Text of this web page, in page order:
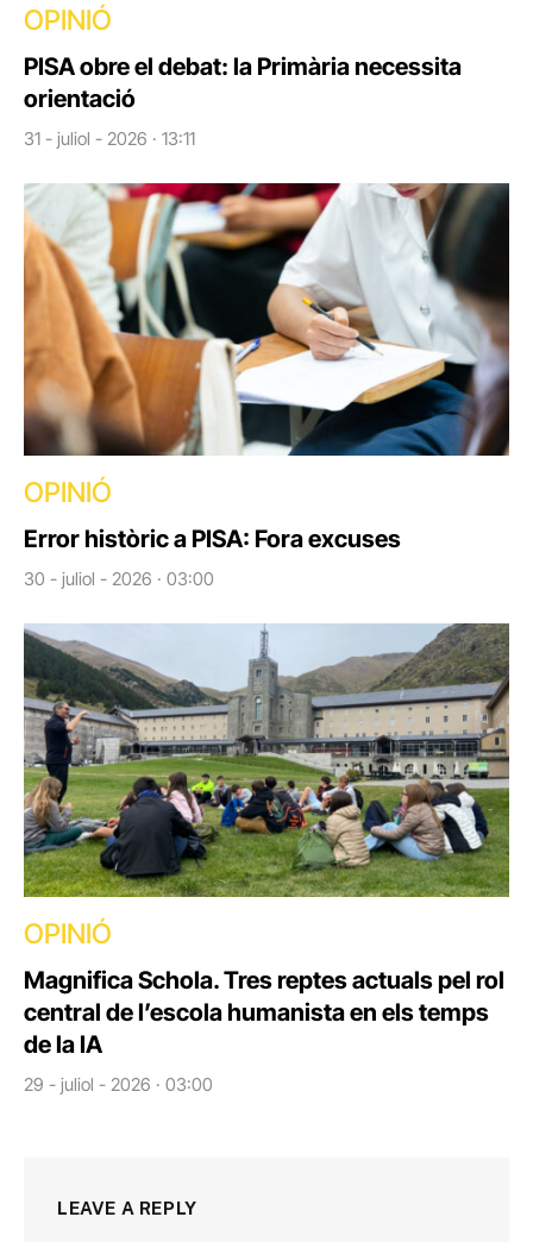
OPINIÓ
PISA obre el debat: la Primària necessita
orientació
31 - juliol - 2026 · 13:11
OPINIÓ
Error històric a PISA: Fora excuses
30 - juliol - 2026 · 03:00
OPINIÓ
Magnifica Schola. Tres reptes actuals pel rol
central de l’escola humanista en els temps
de la IA
29 - juliol - 2026 · 03:00
LEAVE A REPLY